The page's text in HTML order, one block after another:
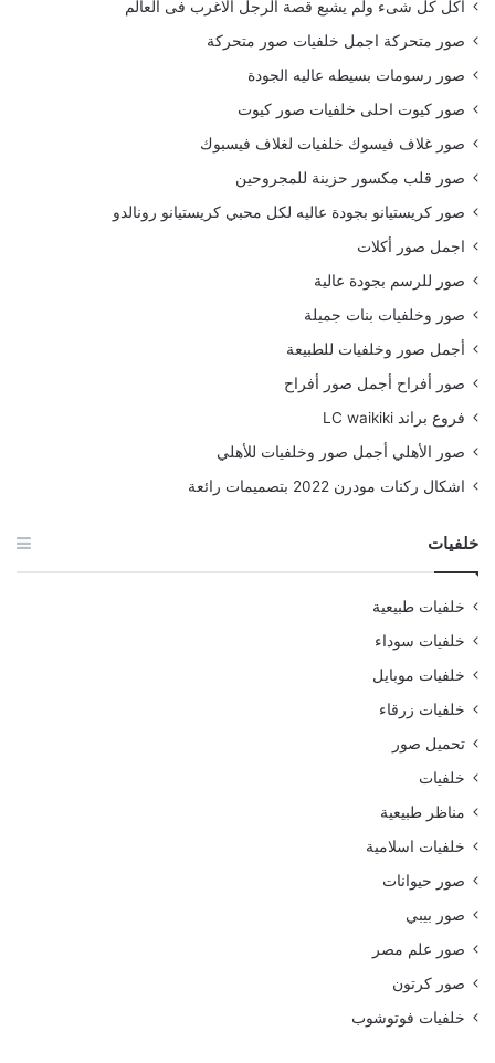
أكل كل شىء ولم يشبع قصة الرجل الاغرب فى العالم
صور متحركة اجمل خلفيات صور متحركة
صور رسومات بسيطه عاليه الجودة
صور كيوت احلى خلفيات صور كيوت
صور غلاف فيسوك خلفيات لغلاف فيسبوك
صور قلب مكسور حزينة للمجروحين
صور كريستيانو بجودة عاليه لكل محبي كريستيانو رونالدو
اجمل صور أكلات
صور للرسم بجودة عالية
صور وخلفيات بنات جميلة
أجمل صور وخلفيات للطبيعة
صور أفراح أجمل صور أفراح
فروع براند LC waikiki
صور الأهلي أجمل صور وخلفيات للأهلي
اشكال ركنات مودرن 2022 بتصميمات رائعة
خلفيات
خلفيات طبيعية
خلفيات سوداء
خلفيات موبايل
خلفيات زرقاء
تحميل صور
خلفيات
مناظر طبيعية
خلفيات اسلامية
صور حيوانات
صور بيبي
صور علم مصر
صور كرتون
خلفيات فوتوشوب